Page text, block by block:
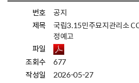
번호
공지
제목
국립3.15민주묘지관리소
정예고
파일
조회수
677
작성일
2026-05-27